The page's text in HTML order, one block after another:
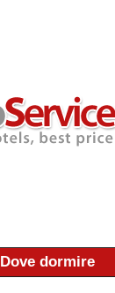
Dove dormire